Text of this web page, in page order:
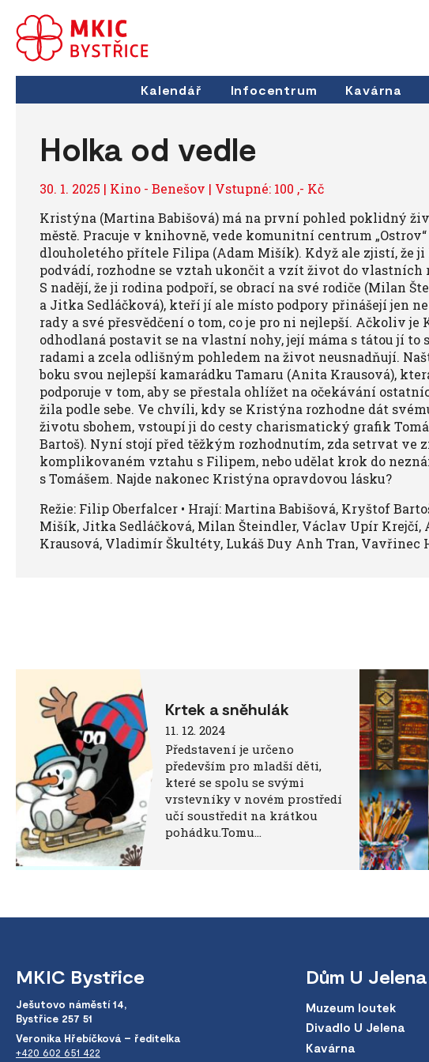
Kalendář Infocentrum Kavárna
Holka od vedle
30. 1. 2025 | Kino - Benešov | Vstupné: 100 ,- Kč
Kristýna (Martina Babišová) má na první pohled poklidný
městě. Pracuje v knihovně, vede komunitní centrum „Ostrov“
dlouholetého přítele Filipa (Adam Mišík). Když ale zjistí, že
podvádí, rozhodne se vztah ukončit a vzít život do vlastních
S nadějí, že ji rodina podpoří, se obrací na své rodiče (Milan
a Jitka Sedláčková), kteří jí ale místo podpory přinášejí jen
rady a své přesvědčení o tom, co je pro ni nejlepší. Ačkoliv je
odhodlaná postavit se na vlastní nohy, její máma s tátou jí to
radami a zcela odlišným pohledem na život neusnadňují.
boku svou nejlepší kamarádku Tamaru (Anita Krausová),
podporuje v tom, aby se přestala ohlížet na očekávání
žila podle sebe. Ve chvíli, kdy se Kristýna rozhodne dát
životu sbohem, vstoupí ji do cesty charismatický grafik
Bartoš). Nyní stojí před těžkým rozhodnutím, zda setrvat ve
komplikovaném vztahu s Filipem, nebo udělat krok do
s Tomášem. Najde nakonec Kristýna opravdovou lásku?
Režie: Filip Oberfalcer • Hrají: Martina Babišová, Kryštof
Mišík, Jitka Sedláčková, Milan Šteindler, Václav Upír Krejčí,
Krausová, Vladimír Škultéty, Lukáš Duy Anh Tran, Vavřinec
Krtek a sněhulák
11. 12. 2024
Představení je určeno
především pro mladší děti,
které se spolu se svými
vrstevníky v novém prostředí
učí soustředit na krátkou
pohádku.Tomu…
MKIC Bystřice
Ješutovo náměstí 14,
Bystřice 257 51
Veronika Hřebíčková – ředitelka
+420 602 651 422
Dům U Jelena
Muzeum loutek
Divadlo U Jelena
Kavárna